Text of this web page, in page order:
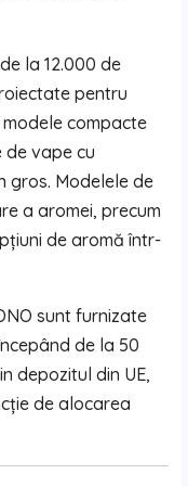
la 12.000 de
pentru
compacte
de vape cu
gros. Modelele de
a aromei, precum
de aromă într-
sunt furnizate
de la 50
depozitul din UE,
de alocarea